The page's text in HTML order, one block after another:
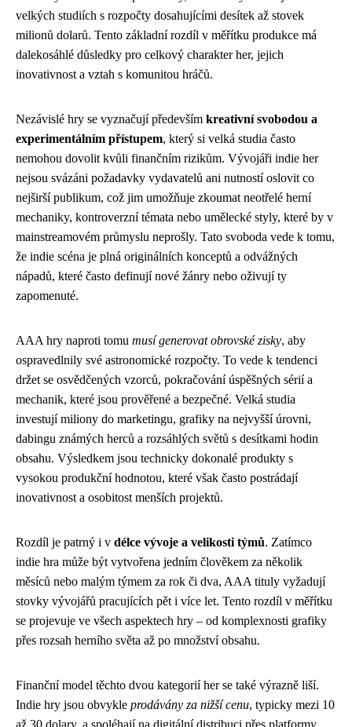
velkých studiích s rozpočty dosahujícími desítek až stovek
milionů dolarů. Tento základní rozdíl v měřítku produkce má
dalekosáhlé důsledky pro celkový charakter her, jejich
inovativnost a vztah s komunitou hráčů.
Nezávislé hry se vyznačují především kreativní svobodou a
experimentálním přístupem, který si velká studia často
nemohou dovolit kvůli finančním rizikům. Vývojáři indie her
nejsou svázáni požadavky vydavatelů ani nutností oslovit co
nejširší publikum, což jim umožňuje zkoumat neotřelé herní
mechaniky, kontroverzní témata nebo umělecké styly, které by v
mainstreamovém průmyslu neprošly. Tato svoboda vede k tomu,
že indie scéna je plná originálních konceptů a odvážných
nápadů, které často definují nové žánry nebo oživují ty
zapomenuté.
AAA hry naproti tomu musí generovat obrovské zisky, aby
ospravedlnily své astronomické rozpočty. To vede k tendenci
držet se osvědčených vzorců, pokračování úspěšných sérií a
mechanik, které jsou prověřené a bezpečné. Velká studia
investují miliony do marketingu, grafiky na nejvyšší úrovni,
dabingu známých herců a rozsáhlých světů s desítkami hodin
obsahu. Výsledkem jsou technicky dokonalé produkty s
vysokou produkční hodnotou, které však často postrádají
inovativnost a osobitost menších projektů.
Rozdíl je patrný i v délce vývoje a velikosti týmů. Zatímco
indie hra může být vytvořena jedním člověkem za několik
měsíců nebo malým týmem za rok či dva, AAA tituly vyžadují
stovky vývojářů pracujících pět i více let. Tento rozdíl v měřítku
se projevuje ve všech aspektech hry – od komplexnosti grafiky
přes rozsah herního světa až po množství obsahu.
Finanční model těchto dvou kategorií her se také výrazně liší.
Indie hry jsou obvykle prodávány za nižší cenu, typicky mezi 10
až 30 dolary, a spoléhají na digitální distribuci přes platformy